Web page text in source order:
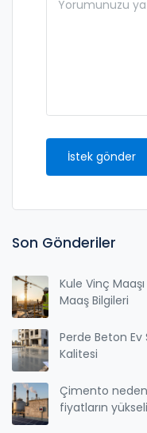
İstek gönder
Son Gönderiler
Kule Vinç
Maaş Bilgileri
Perde Beton
Kalitesi
Çimento
fiyatların